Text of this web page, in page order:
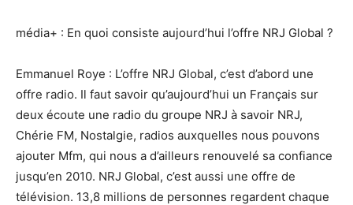
média+ : En quoi consiste aujourd’hui l’offre NRJ Global ?
Emmanuel Roye : L’offre NRJ Global, c’est d’abord une
offre radio. Il faut savoir qu’aujourd’hui un Français sur
deux écoute une radio du groupe NRJ à savoir NRJ,
Chérie FM, Nostalgie, radios auxquelles nous pouvons
ajouter Mfm, qui nous a d’ailleurs renouvelé sa confiance
jusqu’en 2010. NRJ Global, c’est aussi une offre de
télévision. 13,8 millions de personnes regardent chaque